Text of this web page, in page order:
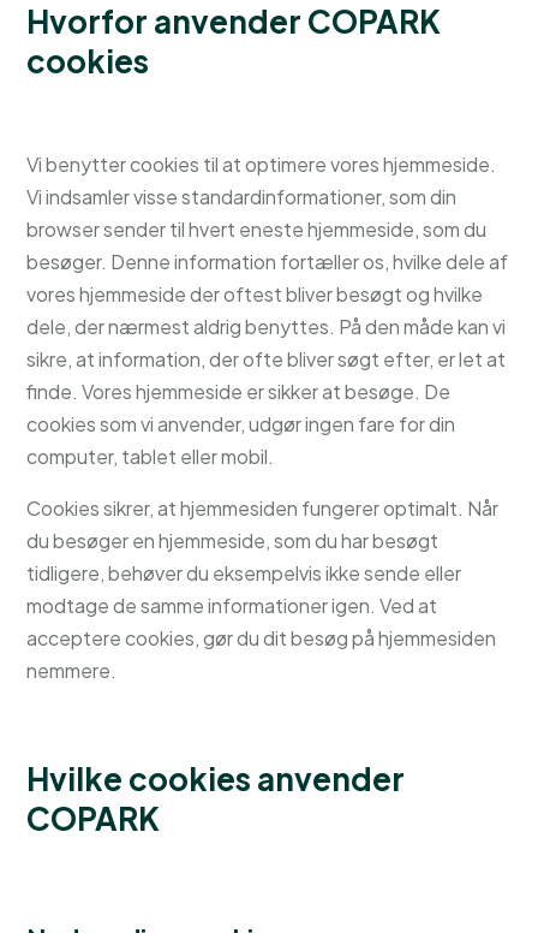
Hvorfor anvender COPARK
cookies
Vi benytter cookies til at optimere vores hjemmeside.
Vi indsamler visse standardinformationer, som din
browser sender til hvert eneste hjemmeside, som du
besøger. Denne information fortæller os, hvilke dele af
vores hjemmeside der oftest bliver besøgt og hvilke
dele, der nærmest aldrig benyttes. På den måde kan vi
sikre, at information, der ofte bliver søgt efter, er let at
finde. Vores hjemmeside er sikker at besøge. De
cookies som vi anvender, udgør ingen fare for din
computer, tablet eller mobil.
Cookies sikrer, at hjemmesiden fungerer optimalt. Når
du besøger en hjemmeside, som du har besøgt
tidligere, behøver du eksempelvis ikke sende eller
modtage de samme informationer igen. Ved at
acceptere cookies, gør du dit besøg på hjemmesiden
nemmere.
Hvilke cookies anvender
COPARK